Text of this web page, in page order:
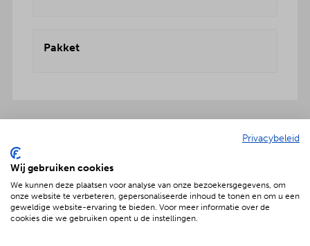
Pakket
Privacybeleid
Wij gebruiken cookies
We kunnen deze plaatsen voor analyse van onze bezoekersgegevens, om
onze website te verbeteren, gepersonaliseerde inhoud te tonen en om u een
geweldige website-ervaring te bieden. Voor meer informatie over de
cookies die we gebruiken opent u de instellingen.